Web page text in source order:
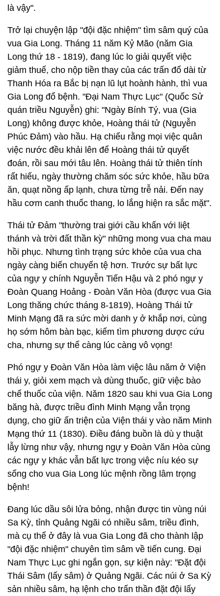
là vậy".
Trở lại chuyện lập "đội đặc nhiệm" tìm sâm quý của
vua Gia Long. Tháng 11 năm Kỷ Mão (năm Gia
Long thứ 18 - 1819), đang lúc lo giải quyết việc
giảm thuế, cho nộp tiền thay của các trấn đổ dài từ
Thanh Hóa ra Bắc bị nạn lũ lụt hoành hành, thì vua
Gia Long đổ bệnh. "Đại Nam Thực Lục" (Quốc Sử
quán triều Nguyễn) ghi: "Ngày Bính Tý, vua (Gia
Long) không được khỏe, Hoàng thái tử (Nguyễn
Phúc Đảm) vào hầu. Hạ chiếu rằng mọi việc quân
việc nước đều khải lên để Hoàng thái tử quyết
đoán, rồi sau mới tâu lên. Hoàng thái tử thiên tính
rất hiếu, ngày thường chăm sóc sức khỏe, hầu bữa
ăn, quạt nồng ấp lạnh, chưa từng trễ nải. Đến nay
hầu cơm canh thuốc thang, lo lắng hiện ra sắc mặt".
Thái tử Đảm "thường trai giới cầu khấn với liệt
thánh và trời đất thần kỳ" những mong vua cha mau
hồi phục. Nhưng tình trạng sức khỏe của vua cha
ngày càng biến chuyển tệ hơn. Trước sự bất lực
của ngự y chính Nguyễn Tiến Hậu và 2 phó ngự y
Đoàn Quang Hoảng - Đoàn Văn Hòa (được vua Gia
Long thăng chức tháng 8-1819), Hoàng Thái tử
Minh Mạng đã ra sức mời danh y ở khắp nơi, cùng
họ sớm hôm bàn bạc, kiếm tìm phương dược cứu
cha, nhưng sự thể càng lúc càng vô vọng!
Phó ngự y Đoàn Văn Hòa làm việc lâu năm ở Viện
thái y, giỏi xem mạch và dùng thuốc, giữ việc bào
chế thuốc của viện. Năm 1820 sau khi vua Gia Long
băng hà, được triều đình Minh Mạng vẫn trọng
dụng, cho giữ ấn triện của Viện thái y vào năm Minh
Mạng thứ 11 (1830). Điều đáng buồn là dù y thuật
lẫy lừng như vậy, nhưng ngự y Đoàn Văn Hòa cùng
các ngự y khác vẫn bất lực trong việc níu kéo sự
sống cho vua Gia Long lúc mệnh rồng lâm trọng
bệnh!
Đang lúc dầu sôi lửa bỏng, nhận được tin vùng núi
Sa Kỳ, tỉnh Quảng Ngãi có nhiều sâm, triều đình,
mà cụ thể ở đây là vua Gia Long đã cho thành lập
"đội đặc nhiệm" chuyên tìm sâm về tiến cung. Đại
Nam Thực Lục ghi ngắn gọn, sự kiện này: "Đặt đội
Thái Sâm (lấy sâm) ở Quảng Ngãi. Các núi ở Sa Kỳ
sản nhiều sâm, hạ lệnh cho trấn thần đặt đội lấy